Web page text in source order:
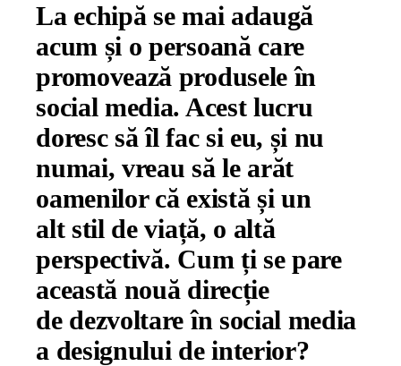
La echipă se mai adaugă
acum și o persoană care
promovează produsele în
social media. Acest lucru
doresc să îl fac si eu, și nu
numai, vreau să le arăt
oamenilor că există și un
alt stil de viață, o altă
perspectivă. Cum ți se pare
această nouă direcție
de dezvoltare în social media
a designului de interior?